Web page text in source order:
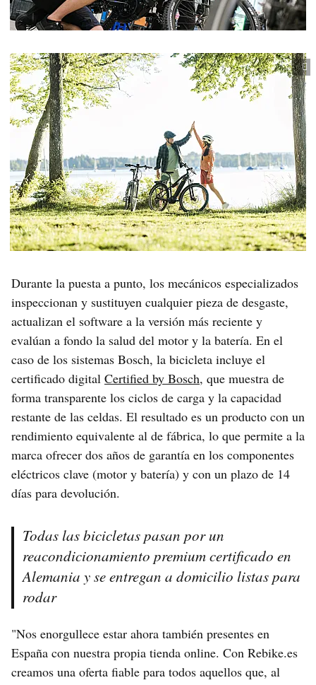
Durante la puesta a punto, los mecánicos especializados
inspeccionan y sustituyen cualquier pieza de desgaste,
actualizan el software a la versión más reciente y
evalúan a fondo la salud del motor y la batería. En el
caso de los sistemas Bosch, la bicicleta incluye el
certificado digital Certified by Bosch, que muestra de
forma transparente los ciclos de carga y la capacidad
restante de las celdas. El resultado es un producto con un
rendimiento equivalente al de fábrica, lo que permite a la
marca ofrecer dos años de garantía en los componentes
eléctricos clave (motor y batería) y con un plazo de 14
días para devolución.
Todas las bicicletas pasan por un
reacondicionamiento premium certificado en
Alemania y se entregan a domicilio listas para
rodar
"Nos enorgullece estar ahora también presentes en
España con nuestra propia tienda online. Con Rebike.es
creamos una oferta fiable para todos aquellos que, al